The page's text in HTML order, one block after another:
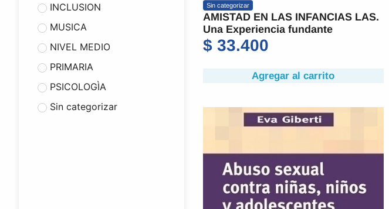
INCLUSION
MUSICA
NIVEL MEDIO
PRIMARIA
PSICOLOGÌA
Sin categorizar
Sin categorizar
AMISTAD EN LAS INFANCIAS LAS.
Una Experiencia fundante
$33.400
Agregar al carrito